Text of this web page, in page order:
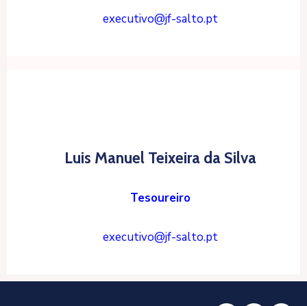
executivo@jf-salto.pt
Luis Manuel Teixeira da Silva
Tesoureiro
executivo@jf-salto.pt